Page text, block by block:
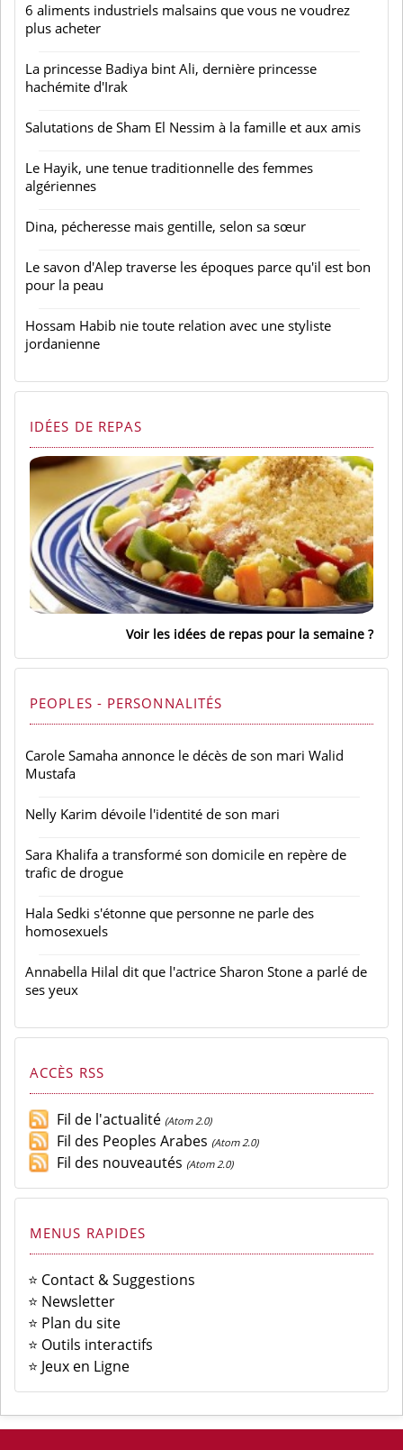
6 aliments industriels malsains que vous ne voudrez
plus acheter
La princesse Badiya bint Ali, dernière princesse
hachémite d'Irak
Salutations de Sham El Nessim à la famille et aux amis
Le Hayik, une tenue traditionnelle des femmes
algériennes
Dina, pécheresse mais gentille, selon sa sœur
Le savon d'Alep traverse les époques parce qu'il est bon
pour la peau
Hossam Habib nie toute relation avec une styliste
jordanienne
IDÉES DE REPAS
Voir les idées de repas pour la semaine
PEOPLES - PERSONNALITÉS
Carole Samaha annonce le décès de son mari Walid
Mustafa
Nelly Karim dévoile l'identité de son mari
Sara Khalifa a transformé son domicile en repère de
trafic de drogue
Hala Sedki s'étonne que personne ne parle des
homosexuels
Annabella Hilal dit que l'actrice Sharon Stone a parlé de
ses yeux
ACCÈS RSS
Fil de l'actualité (Atom 2.0)
Fil des Peoples Arabes (Atom 2.0)
Fil des nouveautés (Atom 2.0)
MENUS RAPIDES
⭐ Contact & Suggestions
⭐ Newsletter
⭐ Plan du site
⭐ Outils interactifs
⭐ Jeux en Ligne